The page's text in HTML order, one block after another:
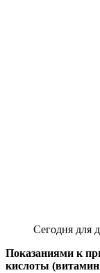
Сегодня для
Показаниями к
кислоты